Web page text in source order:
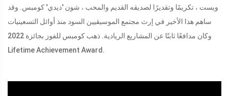
ويست ، تكريمًا وتقديرًا لصديقه القديم والمحب ، شون 'ديدي' كومبس. وقد
ساهم هذا الأخير في إرث مجتمع الموسيقيين السود منذ أوائل التسعينيات
وكان مدافعًا ثابتًا عن المشاريع الريادية. ذهب كومبس للفوز بجائزة 2022
Lifetime Achievement Award.